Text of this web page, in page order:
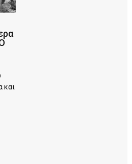
και